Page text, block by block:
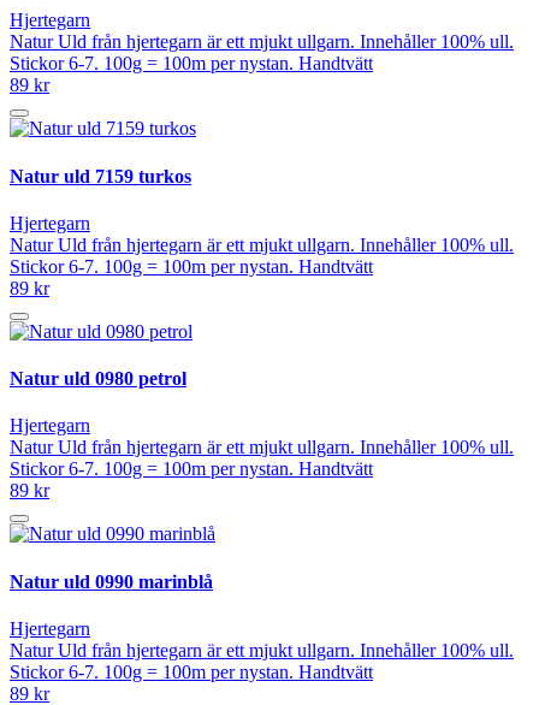
Hjertegarn
Natur Uld från hjertegarn är ett mjukt ullgarn. Innehåller 100% ull.
Stickor 6-7. 100g = 100m per nystan. Handtvätt
89 kr
Natur uld 7159 turkos
Hjertegarn
Natur Uld från hjertegarn är ett mjukt ullgarn. Innehåller 100% ull.
Stickor 6-7. 100g = 100m per nystan. Handtvätt
89 kr
Natur uld 0980 petrol
Hjertegarn
Natur Uld från hjertegarn är ett mjukt ullgarn. Innehåller 100% ull.
Stickor 6-7. 100g = 100m per nystan. Handtvätt
89 kr
Natur uld 0990 marinblå
Hjertegarn
Natur Uld från hjertegarn är ett mjukt ullgarn. Innehåller 100% ull.
Stickor 6-7. 100g = 100m per nystan. Handtvätt
89 kr